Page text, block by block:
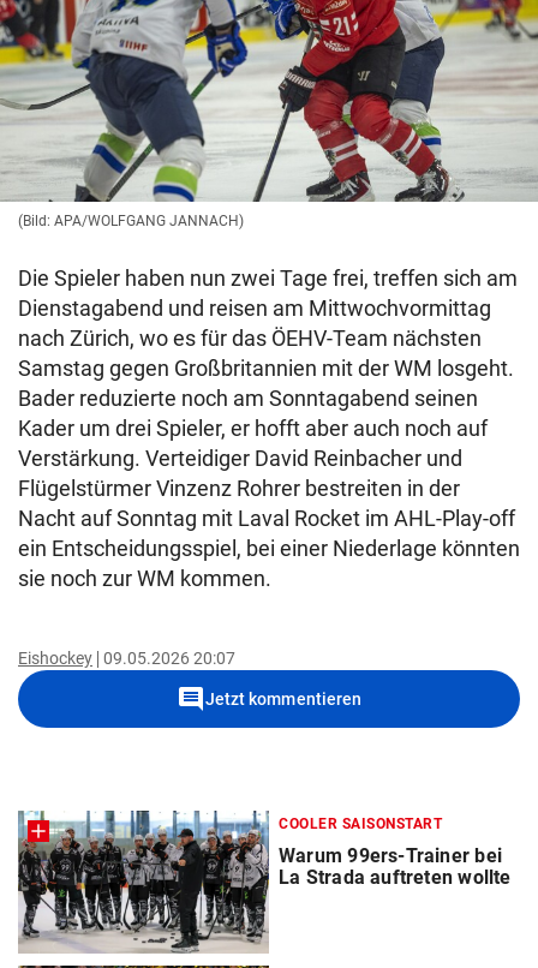
(Bild: APA/WOLFGANG JANNACH)
Die Spieler haben nun zwei Tage frei, treffen sich am
Dienstagabend und reisen am Mittwochvormittag
nach Zürich, wo es für das ÖEHV-Team nächsten
Samstag gegen Großbritannien mit der WM losgeht.
Bader reduzierte noch am Sonntagabend seinen
Kader um drei Spieler, er hofft aber auch noch auf
Verstärkung. Verteidiger David Reinbacher und
Flügelstürmer Vinzenz Rohrer bestreiten in der
Nacht auf Sonntag mit Laval Rocket im AHL-Play-off
ein Entscheidungsspiel, bei einer Niederlage könnten
sie noch zur WM kommen.
Eishockey 09.05.2026 20:07
commentJetzt kommentieren
COOLER SAISONSTART
Warum 99ers-Trainer bei
La Strada auftreten wollte